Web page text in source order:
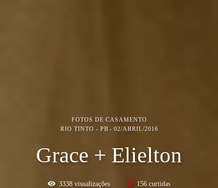
FOTOS DE CASAMENTO
RIO TINTO - PB
02/ABRIL/2016
Grace + Elielton
3338 visualizações 156 curtidas